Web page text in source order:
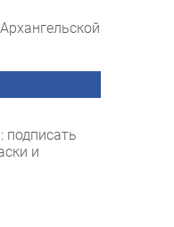
подписать
и